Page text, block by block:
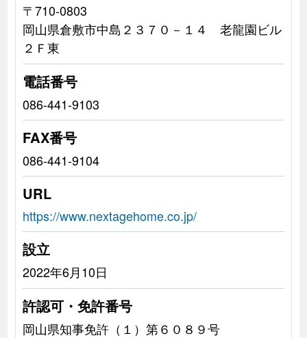
〒710-0803
岡山県倉敷市中島２３７０－１４ 老龍園ビル
２Ｆ東
電話番号
086-441-9103
FAX番号
086-441-9104
URL
https://www.nextagehome.co.jp/
設立
2022年6月10日
許認可・免許番号
岡山県知事免許（１）第６０８９号